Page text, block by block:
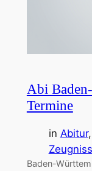
Abi
Termine
in Abitur,
Baden-